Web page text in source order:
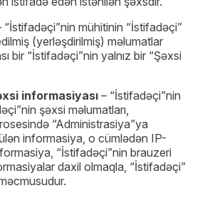
“İstifadəçi”nin mühitinin “İstifadəçi”
(yerləşdirilmiş) məlumatlar
bir “İstifadəçi”nin yalnız bir “Şəxsi
informasiyası – “İstifadəçi”nin
şəxsi məlumatları,
“Administrasiya”ya
informasiya, o cümlədən IP-
“İstifadəçi”nin brauzeri
daxil olmaqla, “İstifadəçi”